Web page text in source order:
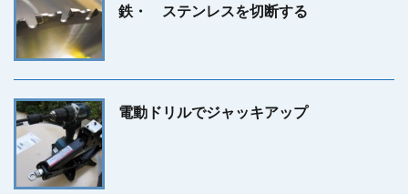
鉄・ ステンレスを切断する
電動ドリルでジャッキアップ